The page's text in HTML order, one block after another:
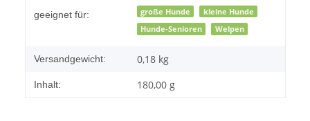
geeignet für:
große Hunde
kleine Hunde
Hunde-Senioren
Welpen
Versandgewicht: 0,18 kg
Inhalt: 180,00 g